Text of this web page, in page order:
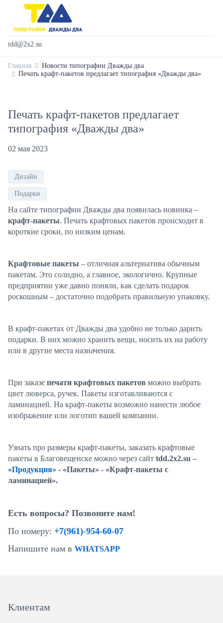
tdd@2x2.su
Главная
Новости типографии Дважды два
Печать крафт-пакетов предлагает типография «Дважды два»
Печать крафт-пакетов предлагает
типография «Дважды два»
02 мая 2023
Дизайн
Подарки
На сайте типографии Дважды два появилась новинка –
крафт-пакеты. Печать крафтовых пакетов происходит в
короткие сроки, по низким ценам.
Крафтовые пакеты – отличная альтернатива обычным
пакетам. Это солидно, а главное, экологично. Крупные
предприятии уже давно поняли, как сделать подарок
роскошным – достаточно подобрать правильную упаковку.
В крафт-пакетах от Дважды два удобно не только дарить
подарки. В них можно хранить вещи, носить их на работу
или в другие места назначения.
При заказе печати крафтовых пакетов можно выбрать
цвет люверса, ручек. Пакеты изготавливаются с
ламинацией. На крафт-пакеты возможно нанести любое
изображение или логотип вашей компании.
Узнать про размеры крафт-пакеты, заказать крафтовые
пакеты в Благовещенске можно через сайт tdd.2x2.su –
«Продукция» - «Пакеты» - «Крафт-пакеты с
ламинацией».
Есть вопросы? Позвоните нам!
По номеру: +7(961)-954-60-07
Напишите нам в WHATSAPP
Клиентам